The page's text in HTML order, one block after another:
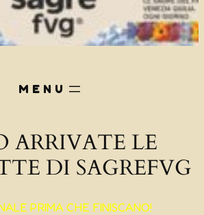
ARRIVATE LE
DI SAGREFVG
PRIMA CHE FINISCANO!